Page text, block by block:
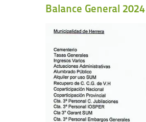
Balance General 2024